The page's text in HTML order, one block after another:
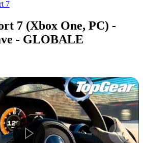
7
7 (Xbox One, PC) -
- GLOBALE